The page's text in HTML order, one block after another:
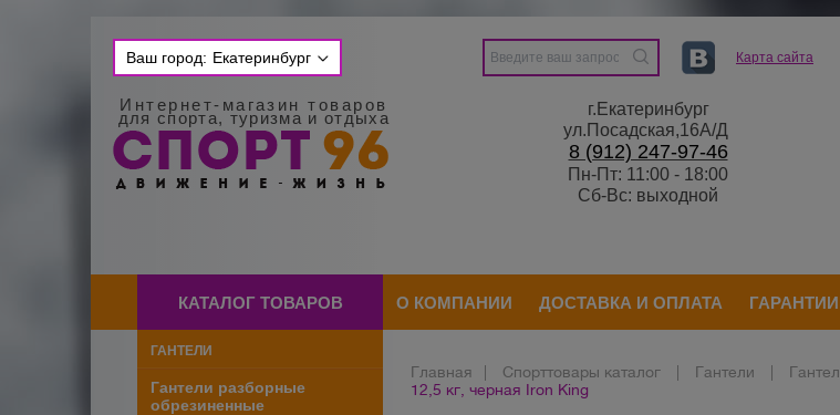
Ваш город: Екатеринбург
Интернет-магазин товаров
для спорта, туризма и отдыха
Карта сайта
г.Екатеринбург
ул.Посадская,16А/Д
8 (912) 247-97-46
Пн-Пт: 11:00 - 18:00
Сб-Вс: выходной
КАТАЛОГ ТОВАРОВ О КОМПАНИИ ДОСТАВКА И ОПЛАТА ГАРАНТИИ
ГАНТЕЛИ
Гантели разборные
обрезиненные
Главная Спорттовары каталог Гантели
12,5 кг, черная Iron King